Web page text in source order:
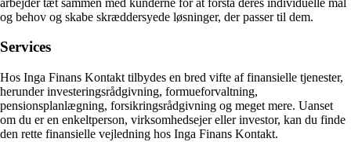
og behov og skabe skræddersyede løsninger, der passer til dem.
Services
Hos Inga Finans Kontakt tilbydes en bred vifte af finansielle tjenester,
herunder investeringsrådgivning, formueforvaltning,
pensionsplanlægning, forsikringsrådgivning og meget mere. Uanset
om du er en enkeltperson, virksomhedsejer eller investor, kan du finde
den rette finansielle vejledning hos Inga Finans Kontakt.